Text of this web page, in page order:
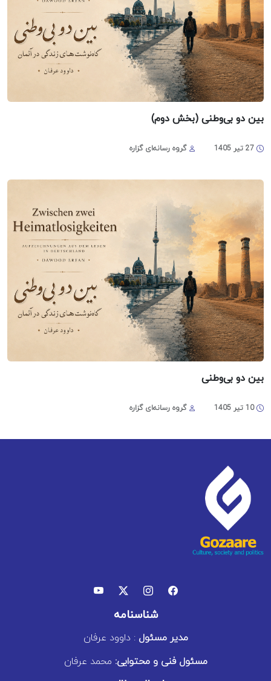
بین دو بی‌وطنی (بخش دوم)
گروه رسانه‌ای گزاره
بین دو بی‌وطنی
10 تیر 1405 گروه رسانه‌ای گزاره
شناسنامه
مدیر مسئول: داوود عرفان
مسئول فنی و محتوایی: محمد عرفان